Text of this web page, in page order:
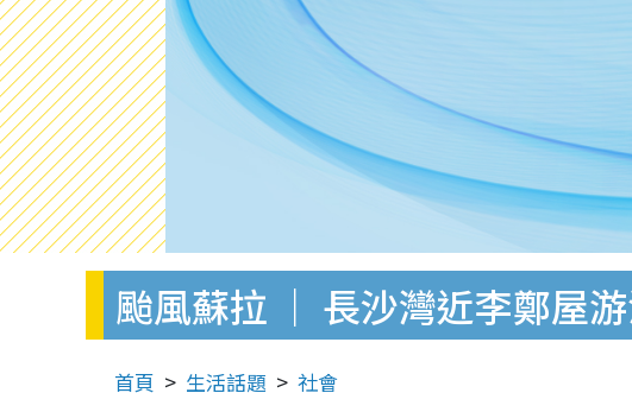
颱風蘇拉 ｜ 長沙灣近李鄭屋
首頁 生活話題 社會